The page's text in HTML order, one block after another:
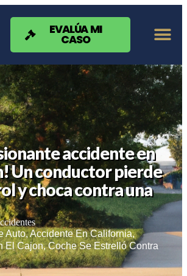
EVALÚA MI
CASO
accidente en
Un conductor pierde
y choca contra una
Auto,Accidente En California,
El Cajon,Coche Se Estrelló Contra